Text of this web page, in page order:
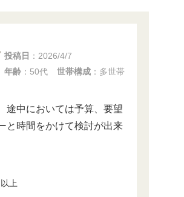
投稿日 ： 2026/4/7
年齢 ：50代 世帯構成 ：多世帯
途中においては予算、要望
と時間をかけて検討が出来
上